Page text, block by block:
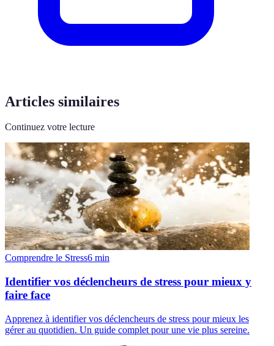
Articles similaires
Continuez votre lecture
Comprendre le Stress6 min
Identifier vos déclencheurs de stress pour mieux y
faire face
Apprenez à identifier vos déclencheurs de stress pour mieux les
gérer au quotidien. Un guide complet pour une vie plus sereine.